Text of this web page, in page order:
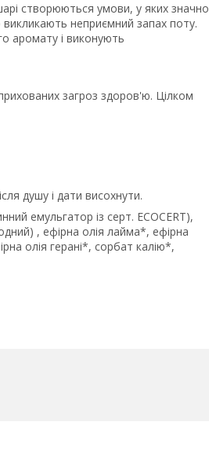
створюються умови, у яких значно
неприємний запах поту.
аромату і виконують
загроз здоров'ю. Цілком
душу і дати висохнути.
емульгатор із серт. ECOCERT),
, ефірна олія лайма*, ефірна
олія герані*, сорбат калію*,